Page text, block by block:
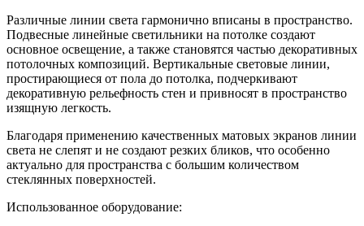
Различные линии света гармонично вписаны в пространство.
Подвесные линейные светильники на потолке создают
основное освещение, а также становятся частью декоративных
потолочных композиций. Вертикальные световые линии,
простирающиеся от пола до потолка, подчеркивают
декоративную рельефность стен и привносят в пространство
изящную легкость.
Благодаря применению качественных матовых экранов линии
света не слепят и не создают резких бликов, что особенно
актуально для пространства с большим количеством
стеклянных поверхностей.
Использованное оборудование: